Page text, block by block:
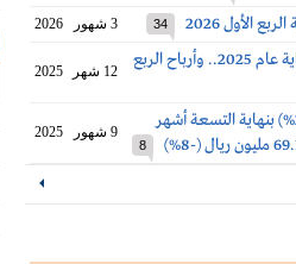
34 3 شهور 2026
أرباح الدواء 321.8 مليون ريال بنهاية عام 2025.. وأرباح الربع
12 شهر 2025
أرباح الدواء 260.8 مليون ريال (-2%) بنهاية التسعة أشهر
8
9 شهور 2025